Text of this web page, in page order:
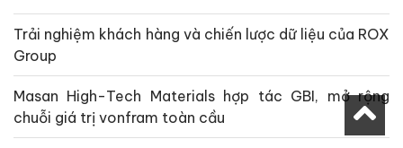
Trải nghiệm khách hàng và chiến lược dữ liệu của ROX
Group
Masan High-Tech Materials hợp tác GBI, mở rộng
chuỗi giá trị vonfram toàn cầu